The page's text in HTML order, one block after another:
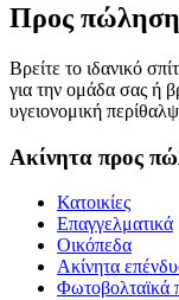
Προς πώληση
Βρείτε το ιδανικό
για την ομάδα σας ή
υγειονομική
Ακίνητα προς
Κατοικίες
Επαγγελματικά
Οικόπεδα
Ακίνητα
Φωτοβολταϊκά